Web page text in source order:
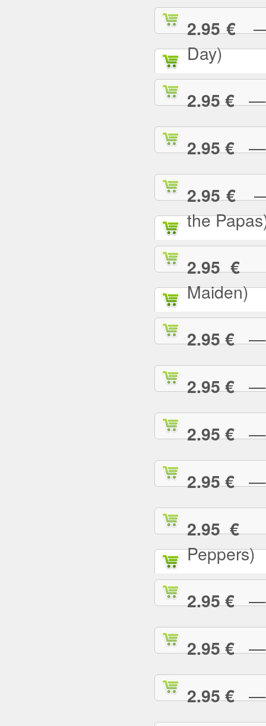
2.95 €—
Day)
2.95 €—
2.95 €—
2.95 €—
the
2.95 €—
Maiden)
2.95 €—
2.95 €—
2.95 €—
2.95 €—
2.95 €—
Peppers)
2.95 €—
2.95 €—
2.95 €—